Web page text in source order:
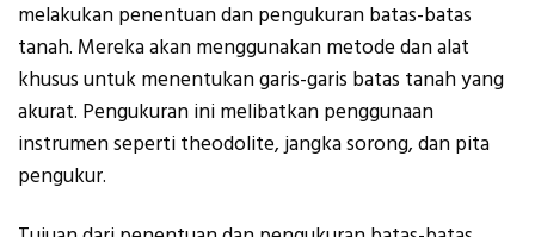
melakukan penentuan dan pengukuran batas-batas
tanah. Mereka akan menggunakan metode dan alat
khusus untuk menentukan garis-garis batas tanah yang
akurat. Pengukuran ini melibatkan penggunaan
instrumen seperti theodolite, jangka sorong, dan pita
pengukur.